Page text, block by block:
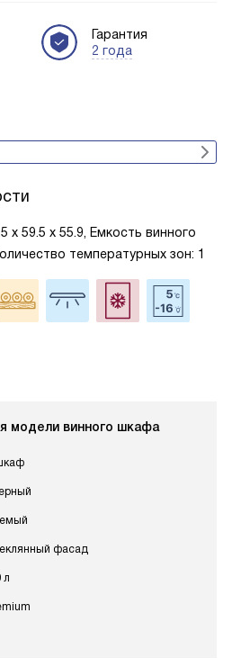
Гарантия
2 года
х 59.5 х 55.9, Емкость винного
температурных зон: 1
модели винного шкафа
фасад
л